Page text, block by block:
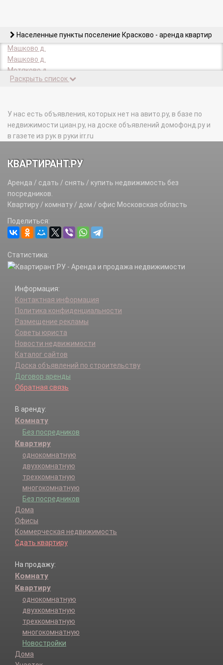
Населенные пункты поселение Красково - аренда квартир
Машково д.
Машково д.
Мотяково д.
Раскрыть список
У нас есть объявления, которых нет на авито.ру, в базе по
недвижимости циан.ру, на доске объявлений домофонд.ру и
в газете из рук в руки irr.ru
КВАРТИРАНТ.РУ
Аренда / сдать / снять / купить недвижимость без
посредников.
Квартиру / комнату / дом / офис Московская область
Поделиться:
Статистика:
Информация:
Контактная информация
Политика конфиденциальности
Размещение рекламы
Советы юриста
Новости недвижимости
Каталог сайтов
Доска объявлений по строительству
Договор аренды
Обратная связь
В аренду:
Комнату
Без посредников
Квартиру
однокомнатную
двухкомнатную
трехкомнатную
многокомнатную
Без посредников
Дома
Офисы
Коммерческая недвижимость
Сдать квартиру
На продажу:
Комнату
Квартиру
однокомнатную
двухкомнатную
трехкомнатную
многокомнатную
Новостройки
Дома